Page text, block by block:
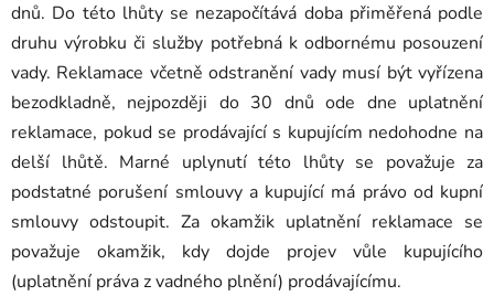
dnů. Do této lhůty se nezapočítává doba přiměřená podle
druhu výrobku či služby potřebná k odbornému posouzení
vady. Reklamace včetně odstranění vady musí být vyřízena
bezodkladně, nejpozději do 30 dnů ode dne uplatnění
reklamace, pokud se prodávající s kupujícím nedohodne na
delší lhůtě. Marné uplynutí této lhůty se považuje za
podstatné porušení smlouvy a kupující má právo od kupní
smlouvy odstoupit. Za okamžik uplatnění reklamace se
považuje okamžik, kdy dojde projev vůle kupujícího
(uplatnění práva z vadného plnění) prodávajícímu.